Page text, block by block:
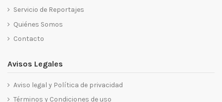
Servicio de Reportajes
Quiénes Somos
Contacto
Avisos Legales
Aviso legal y Política de privacidad
Términos y Condiciones de uso